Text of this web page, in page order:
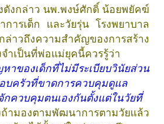
งกล่าว นพ.พงษ์ศักดิ์ น้อยพยัคฆ์
ารเด็ก และวัยรุ่น โรงพยาบาล
าวถึงความสำคัญของการสร้าง
จำเป็นที่พ่อแม่ยุคนี้ควรรู้ว่า
หาของเด็กที่ไม่มีระเบียบวินัยส่วน
บครัวที่ขาดการควบคุมดูแล
กควบคุมตนเองกันตั้งแต่ในวัยที่
มองตามพัฒนาการตามวัยแล้ว